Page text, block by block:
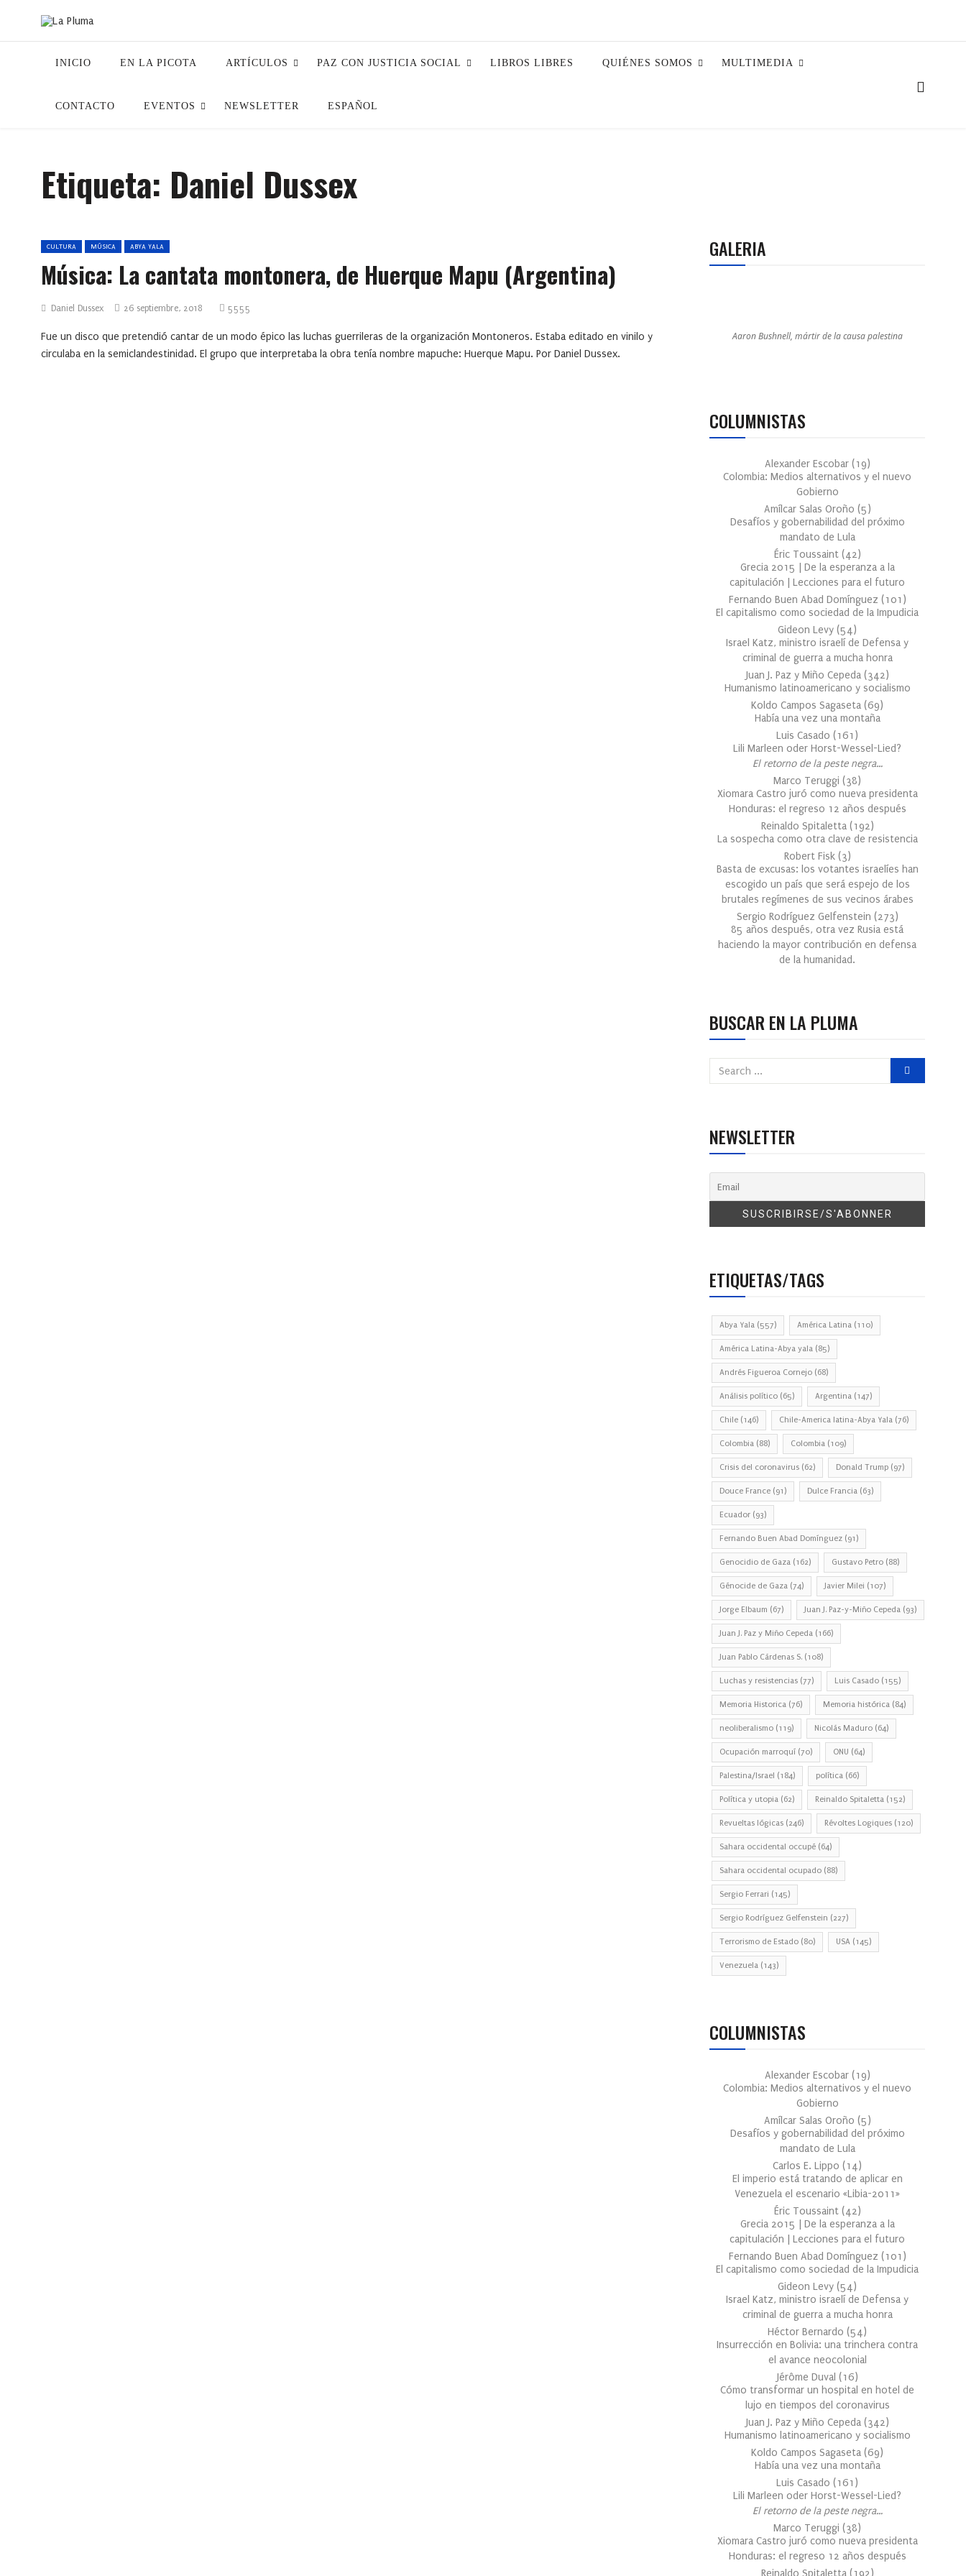
INICIO EN LA PICOTA ARTÍCULOS PAZ CON JUSTICIA SOCIAL LIBROS LIBRES QUIÉNES SOMOS MULTIMEDIA
CONTACTO EVENTOS NEWSLETTER ESPAÑOL
Etiqueta: Daniel Dussex
CULTURA MÚSICA ABYA YALA
Música: La cantata montonera, de Huerque Mapu (Argentina)
Daniel Dussex 26 septiembre, 2018 5555
Fue un disco que pretendió cantar de un modo épico las luchas guerrileras de la organización Montoneros. Estaba editado en vinilo y
circulaba en la semiclandestinidad. El grupo que interpretaba la obra tenía nombre mapuche: Huerque Mapu. Por Daniel Dussex.
GALERIA
Aaron Bushnell, mártir de la causa palestina
COLUMNISTAS
Alexander Escobar (19)
Colombia: Medios alternativos y el nuevo
Gobierno
Amílcar Salas Oroño (5)
Desafíos y gobernabilidad del próximo
mandato de Lula
Éric Toussaint (42)
Grecia 2015 | De la esperanza a la
capitulación | Lecciones para el futuro
Fernando Buen Abad Domínguez (101 )
El capitalismo como sociedad de la Impudicia
Gideon Levy (54)
Israel Katz, ministro israelí de Defensa y
criminal de guerra a mucha honra
Juan J. Paz y Miño Cepeda (342)
Humanismo latinoamericano y socialismo
Koldo Campos Sagaseta (69)
Había una vez una montaña
Luis Casado (161 )
Lili Marleen oder Horst-Wessel-Lied?
El retorno de la peste negra…
Marco Teruggi (38)
Xiomara Castro juró como nueva presidenta
Honduras: el regreso 12 años después
Reinaldo Spitaletta (192)
La sospecha como otra clave de resistencia
Robert Fisk (3)
Basta de excusas: los votantes israelíes han
escogido un país que será espejo de los
brutales regímenes de sus vecinos árabes
Sergio Rodríguez Gelfenstein (273)
85 años después, otra vez Rusia está
haciendo la mayor contribución en defensa
de la humanidad.
BUSCAR EN LA PLUMA
NEWSLETTER
ETIQUETAS/TAGS
Abya Yala (557) América Latina (110)
América Latina-Abya yala (85)
Andrés Figueroa Cornejo (68)
Análisis político (65) Argentina (147)
Chile (146) Chile-America latina-Abya Yala (76)
Colombia (88) Colombia (109)
Crisis del coronavirus (62) Donald Trump (97)
Douce France (91) Dulce Francia (63)
Ecuador (93)
Fernando Buen Abad Domínguez (91)
Genocidio de Gaza (162) Gustavo Petro (88)
Génocide de Gaza (74) Javier Milei (107)
Jorge Elbaum (67) Juan J. Paz-y-Miño Cepeda (93)
Juan J. Paz y Miño Cepeda (166)
Juan Pablo Cárdenas S. (108)
Luchas y resistencias (77) Luis Casado (155)
Memoria Historica (76) Memoria histórica (84)
neoliberalismo (119) Nicolás Maduro (64)
Ocupación marroquí (70) ONU (64)
Palestina/Israel (184) política (66)
Política y utopia (62) Reinaldo Spitaletta (152)
Revueltas lógicas (246) Révoltes Logiques (120)
Sahara occidental occupé (64)
Sahara occidental ocupado (88)
Sergio Ferrari (145)
Sergio Rodríguez Gelfenstein (227)
Terrorismo de Estado (80) USA (145)
Venezuela (143)
COLUMNISTAS
Alexander Escobar (19)
Colombia: Medios alternativos y el nuevo
Gobierno
Amílcar Salas Oroño (5)
Desafíos y gobernabilidad del próximo
mandato de Lula
Carlos E. Lippo (14)
El imperio está tratando de aplicar en
Venezuela el escenario «Libia-2011»
Éric Toussaint (42)
Grecia 2015 | De la esperanza a la
capitulación | Lecciones para el futuro
Fernando Buen Abad Domínguez (101 )
El capitalismo como sociedad de la Impudicia
Gideon Levy (54)
Israel Katz, ministro israelí de Defensa y
criminal de guerra a mucha honra
Héctor Bernardo (54)
Insurrección en Bolivia: una trinchera contra
el avance neocolonial
Jérôme Duval (16)
Cómo transformar un hospital en hotel de
lujo en tiempos del coronavirus
Juan J. Paz y Miño Cepeda (342)
Humanismo latinoamericano y socialismo
Koldo Campos Sagaseta (69)
Había una vez una montaña
Luis Casado (161 )
Lili Marleen oder Horst-Wessel-Lied?
El retorno de la peste negra…
Marco Teruggi (38)
Xiomara Castro juró como nueva presidenta
Honduras: el regreso 12 años después